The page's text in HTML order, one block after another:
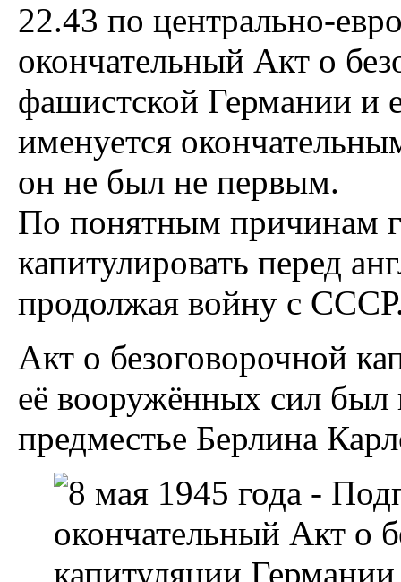
22.43 по центрально-
окончательный Акт о
фашистской Германии и
именуется
он не был не первым.
По понятным причинам
капитулировать перед
продолжая войну с
Акт о безоговорочной
её вооружённых сил был
предместье Берлина